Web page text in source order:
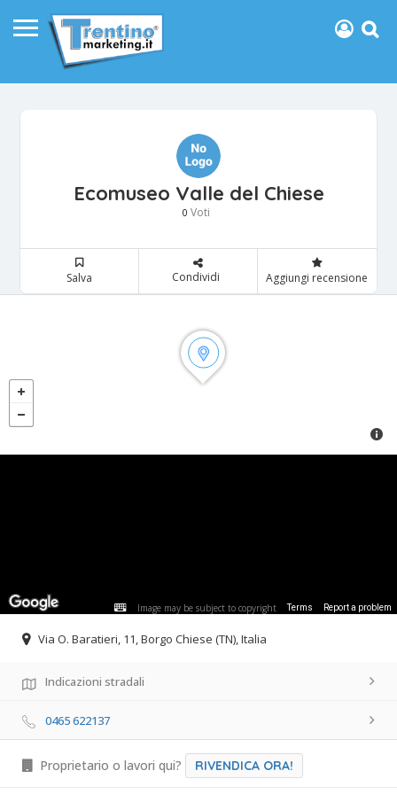
Ecomuseo Valle del Chiese
0 Voti
Salva Condividi Aggiungi recensione
Image may be subject to copyright Terms Report a problem
Via O. Baratieri, 11, Borgo Chiese (TN), Italia
Indicazioni stradali
0465 622137
Proprietario o lavori qui? RIVENDICA ORA!